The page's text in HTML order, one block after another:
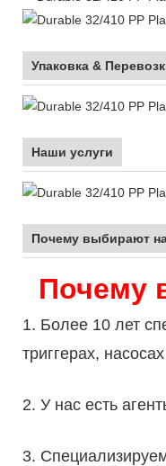
Упаковка &
Наши услуги
Почему выбирают
Почему
1. Более 10 лет
триггерах,
2. У нас есть
3.